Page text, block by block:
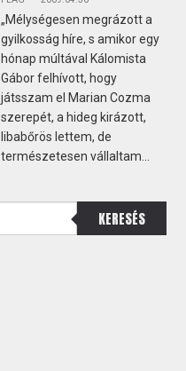
„Mélységesen megrázott a
gyilkosság híre, s amikor egy
hónap múltával Kálomista
Gábor felhívott, hogy
játsszam el Marian Cozma
szerepét, a hideg kirázott,
libabőrös lettem, de
természetesen vállaltam...
KERESÉS